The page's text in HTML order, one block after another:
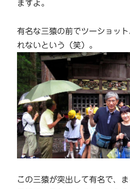
ますよ。
有名な三猿の前でツーショッ
れないという（笑）。
この三猿が突出して有名で、